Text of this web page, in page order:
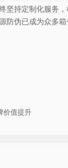
坚持定制化服务
防伪已成为众多
价值提升